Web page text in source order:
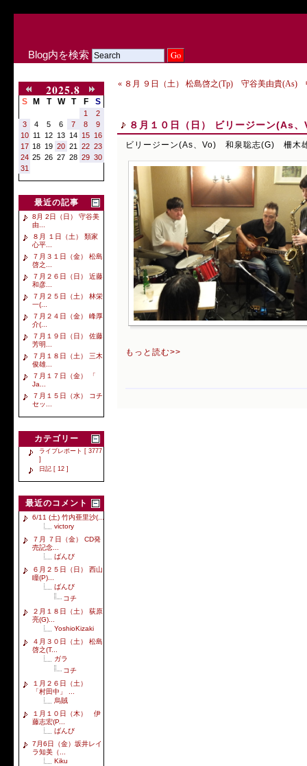
Blog内を検索
2025.8
S M T W T F S
1
2
3
4 5 6 7 8
9
10 11 12 13 14 15 16
17 18 19 20 21 22 23
24 25 26 27 28 29 30
31
最近の記事
8月 2日（日） 守谷美
由...
８月 １日（土） 類家
心平...
７月３１日（金） 松島
啓之...
７月２６日（日） 近藤
和彦...
７月２５日（土） 林栄
一(...
７月２４日（金） 峰厚
介(...
７月１９日（日） 佐藤
芳明...
７月１８日（土） 三木
俊雄...
７月１７日（金） 「
Ja...
７月１５日（水） コチ
セッ...
カテゴリー
ライブレポート [ 3777
]
日記 [ 12 ]
最近のコメント
6/11 (土) 竹内亜里沙(...
victory
７月 ７日（金） CD発
売記念...
ばんび
６月２５日（日） 西山
瞳(P)...
ばんび
コチ
２月１８日（土） 荻原
亮(G)...
YoshioKizaki
４月３０日（土） 松島
啓之(T...
ガラ
コチ
１月２６日（土）
「村田中」 ...
烏賊
１月１０日（木） 伊
藤志宏(P...
ばんび
7月6日（金）坂井レイ
ラ知美（...
Kiku
« ８月 ９日（土） 松島啓之(Tp) 守谷美由貴(As)
８月１０日（日） ビリージーン
ビリージーン(As、Vo) 和泉聡志(G) 柵木
もっと読む>>